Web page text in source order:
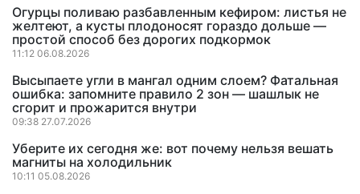
Огурцы поливаю разбавленным кефиром: листья не
желтеют, а кусты плодоносят гораздо дольше —
простой способ без дорогих подкормок
11:12 06.08.2026
Высыпаете угли в мангал одним слоем? Фатальная
ошибка: запомните правило 2 зон — шашлык не
сгорит и прожарится внутри
09:38 27.07.2026
Уберите их сегодня же: вот почему нельзя вешать
магниты на холодильник
10:11 05.08.2026